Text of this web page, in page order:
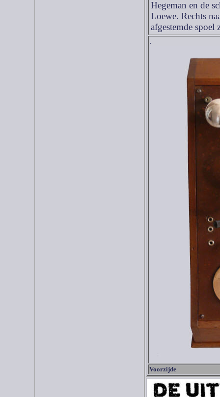
Hegeman en de
Loewe. Rechts
afgestemde spoel
.
Voorzijde